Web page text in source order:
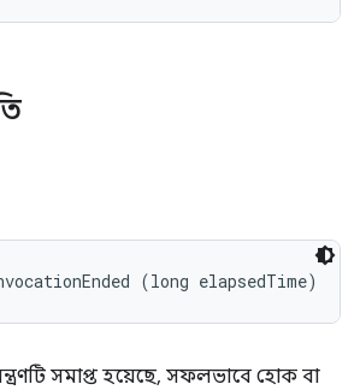
(long elapsedTime)
সমাপ্ত হয়েছে, সফলভাবে হোক বা